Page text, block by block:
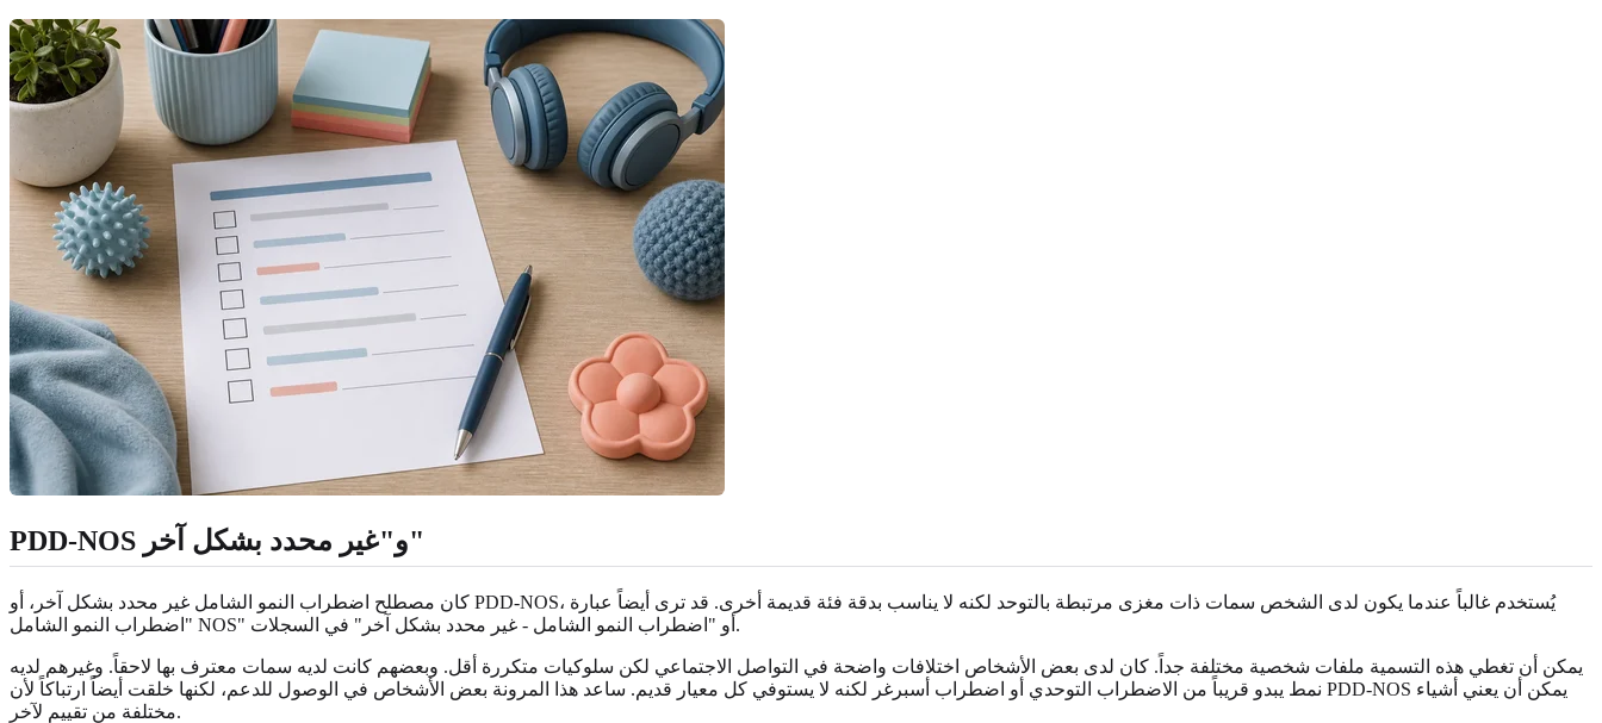
PDD-NOS و"غير محدد بشكل آخر"
كان مصطلح اضطراب النمو الشامل غير محدد بشكل آخر، أو PDD-NOS، يُستخدم غالباً عندما يكون لدى الشخص سمات ذات مغزى مرتبطة بالتوحد لكنه لا يناسب بدقة فئة قديمة أخرى. قد ترى أيضاً عبارة
"اضطراب النمو الشامل NOS" أو "اضطراب النمو الشامل - غير محدد بشكل آخر" في السجلات.
يمكن أن تغطي هذه التسمية ملفات شخصية مختلفة جداً. كان لدى بعض الأشخاص اختلافات واضحة في التواصل الاجتماعي لكن سلوكيات متكررة أقل. وبعضهم كانت لديه سمات معترف بها لاحقاً. وغيرهم لديه
نمط يبدو قريباً من الاضطراب التوحدي أو اضطراب أسبرغر لكنه لا يستوفي كل معيار قديم. ساعد هذا المرونة بعض الأشخاص في الوصول للدعم، لكنها خلقت أيضاً ارتباكاً لأن PDD-NOS يمكن أن يعني أشياء
مختلفة من تقييم لآخر.